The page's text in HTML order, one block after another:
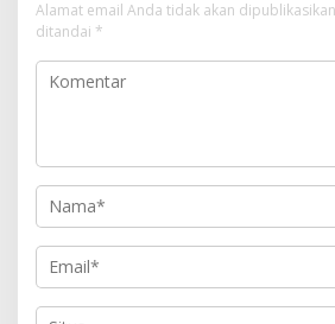
Alamat email Anda tidak akan
ditandai *